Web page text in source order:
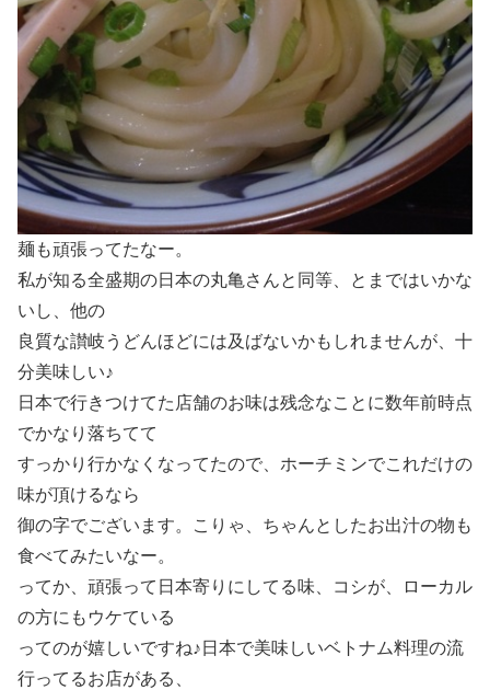
麺も頑張ってたなー。
私が知る全盛期の日本の丸亀さんと同等、とまではいかな
いし、他の
良質な讃岐うどんほどには及ばないかもしれませんが、十
分美味しい♪
日本で行きつけてた店舗のお味は残念なことに数年前時点
でかなり落ちてて
すっかり行かなくなってたので、ホーチミンでこれだけの
味が頂けるなら
御の字でございます。こりゃ、ちゃんとしたお出汁の物も
食べてみたいなー。
ってか、頑張って日本寄りにしてる味、コシが、ローカル
の方にもウケている
ってのが嬉しいですね♪日本で美味しいベトナム料理の流
行ってるお店がある、